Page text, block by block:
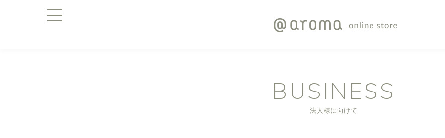
BUSINESS
法人様に向けて